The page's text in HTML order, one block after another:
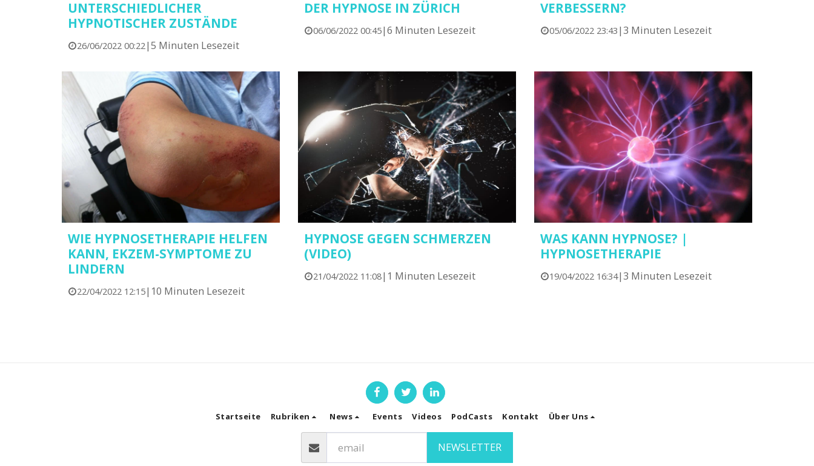
UNTERSCHIEDLICHER
HYPNOTISCHER ZUSTÄNDE
26/06/2022 00:22|5 Minuten Lesezeit
DER HYPNOSE IN ZÜRICH
06/06/2022 00:45|6 Minuten Lesezeit
VERBESSERN?
05/06/2022 23:43 |3 Minuten Lesezeit
WIE HYPNOSETHERAPIE HELFEN
KANN, EKZEM-SYMPTOME ZU
LINDERN
22/04/2022 12:15| 10 Minuten Lesezeit
HYPNOSE GEGEN SCHMERZEN
(VIDEO)
21/04/2022 11:08| 1 Minuten Lesezeit
WAS KANN HYPNOSE? |
HYPNOSETHERAPIE
19/04/2022 16:34|3 Minuten Lesezeit
Startseite Rubriken News Events Videos PodCasts Kontakt Über Uns
NEWSLETTER